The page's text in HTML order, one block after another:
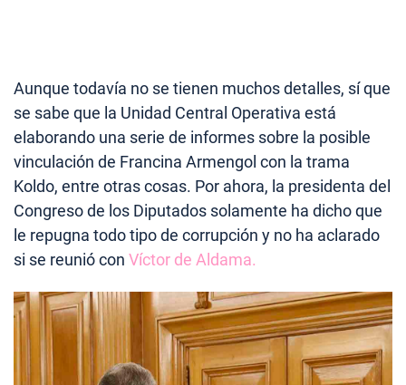
Aunque todavía no se tienen muchos detalles, sí que
se sabe que la Unidad Central Operativa está
elaborando una serie de informes sobre la posible
vinculación de Francina Armengol con la trama
Koldo, entre otras cosas. Por ahora, la presidenta del
Congreso de los Diputados solamente ha dicho que
le repugna todo tipo de corrupción y no ha aclarado
si se reunió con Víctor de Aldama.